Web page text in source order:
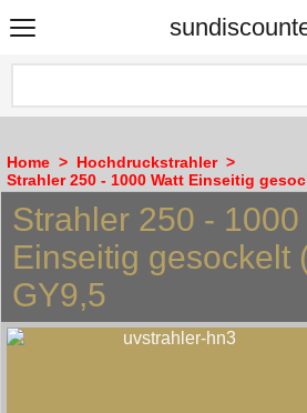
Home > Hochdruckstrahler>
Strahler 250 - 1000 Watt Einseitig
Strahler 250 - 1000
Einseitig gesockelt
GY9,5